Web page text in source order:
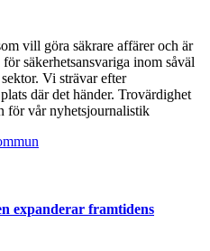
vill göra säkrare affärer och är
säkerhetsansvariga inom såväl
Vi strävar efter
där det händer. Trovärdighet
för vår nyhetsjournalistik
expanderar framtidens